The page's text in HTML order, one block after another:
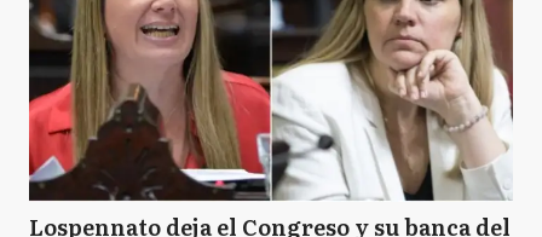
Lospennato deja el Congreso y su banca del